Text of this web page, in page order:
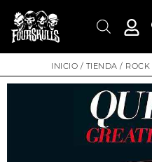
INICIO / TIENDA / ROCK